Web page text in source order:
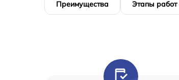
Преимущества Этапы работ